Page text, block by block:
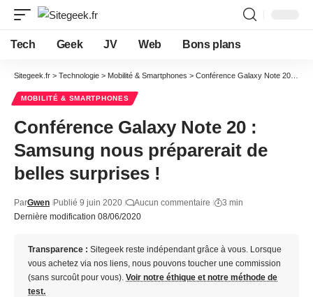
Tech Geek JV Web Bons plans
Sitegeek.fr > Technologie > Mobilité & Smartphones > Conférence Galaxy Note 20 : Samsung nous préparerait de belles surprises !
MOBILITÉ & SMARTPHONES
Conférence Galaxy Note 20 :
Samsung nous préparerait de
belles surprises !
Dernière modification 08/06/2020
ParGwen Publié 9 juin 2020 Aucun commentaire 3 min
Transparence : Sitegeek reste indépendant grâce à vous. Lorsque
vous achetez via nos liens, nous pouvons toucher une commission
(sans surcoût pour vous). Voir notre éthique et notre méthode de
test.